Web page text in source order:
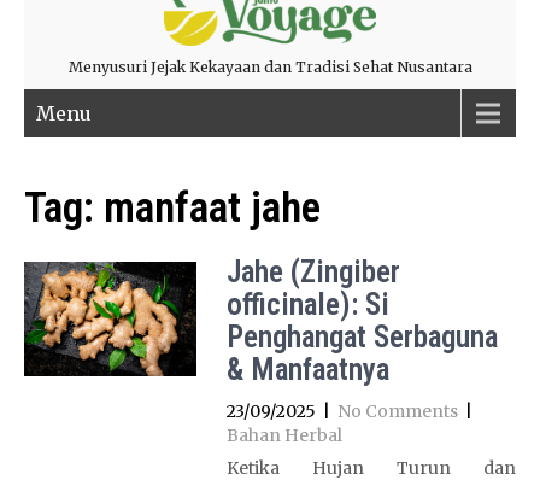
Menyusuri Jejak Kekayaan dan Tradisi Sehat Nusantara
Menu
Tag: manfaat jahe
Jahe (Zingiber
officinale): Si
Penghangat Serbaguna
& Manfaatnya
23/09/2025 No Comments
Bahan Herbal
Ketika Hujan Turun dan